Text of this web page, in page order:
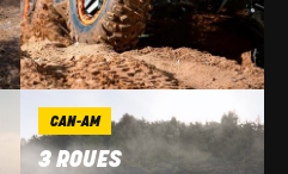
CAN-AM
3 ROUES